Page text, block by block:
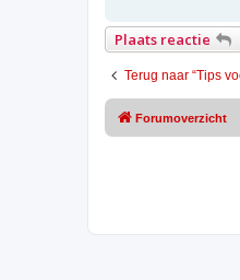
Plaats reactie
Terug naar “Tips
Forumoverzicht